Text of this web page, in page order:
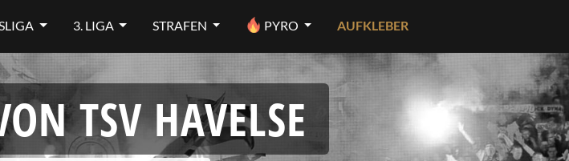
3. LIGA STRAFEN PYRO AUFKLEBER
TSV HAVELSE